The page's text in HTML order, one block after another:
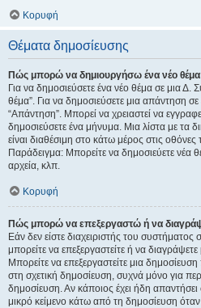
Κορυφή
Θέματα δημοσίευσης
Πώς μπορώ να δημιουργήσω ένα νέο
Για να δημοσιεύσετε ένα νέο θέμα σε μια
θέμα”. Για να δημοσιεύσετε μια απάντηση
“Απάντηση”. Μπορεί να χρειαστεί να
δημοσιεύσετε ένα μήνυμα. Μια λίστα με τα
είναι διαθέσιμη στο κάτω μέρος στις
Παράδειγμα: Μπορείτε να δημοσιεύετε νέα
αρχεία, κλπ.
Κορυφή
Πώς μπορώ να επεξεργαστώ ή να
Εάν δεν είστε διαχειριστής του
μπορείτε να επεξεργαστείτε ή να
Μπορείτε να επεξεργαστείτε μια
στη σχετική δημοσίευση, συχνά μόνο για
δημοσίευση. Αν κάποιος έχει ήδη
μικρό κείμενο κάτω από τη δημοσίευση